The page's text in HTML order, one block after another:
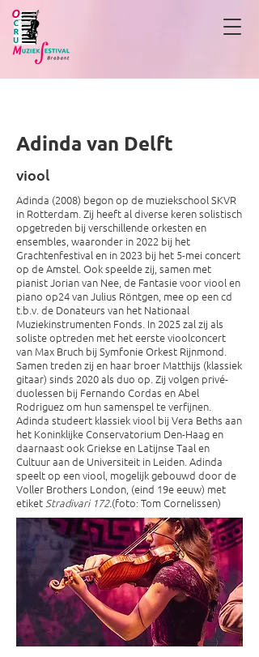
Adinda van Delft
viool
Adinda (2008) begon op de muziekschool SKVR
in Rotterdam. Zij heeft al diverse keren solistisch
opgetreden bij verschillende orkesten en
ensembles, waaronder in 2022 bij het
Grachtenfestival en in 2023 bij het 5-mei concert
op de Amstel. Ook speelde zij, samen met
pianist Jorian van Nee, de Fantasie voor viool en
piano op24 van Julius Röntgen, mee op een cd
t.b.v. de Donateurs van het Nationaal
Muziekinstrumenten Fonds. In 2025 zal zij als
soliste optreden met het eerste vioolconcert
van Max Bruch bij Symfonie Orkest Rijnmond.
Samen treden zij en haar broer Matthijs (klassiek
gitaar) sinds 2020 als duo op. Zij volgen privé-
duolessen bij Fernando Cordas en Abel
Rodriguez om hun samenspel te verfijnen.
Adinda studeert klassiek viool bij Vera Beths aan
het Koninklijke Conservatorium Den-Haag en
daarnaast ook Griekse en Latijnse Taal en
Cultuur aan de Universiteit in Leiden. Adinda
speelt op een viool, mogelijk gebouwd door de
Voller Brothers London, (eind 19e eeuw) met
etiketStradivari 172.(foto: Tom Cornelissen)